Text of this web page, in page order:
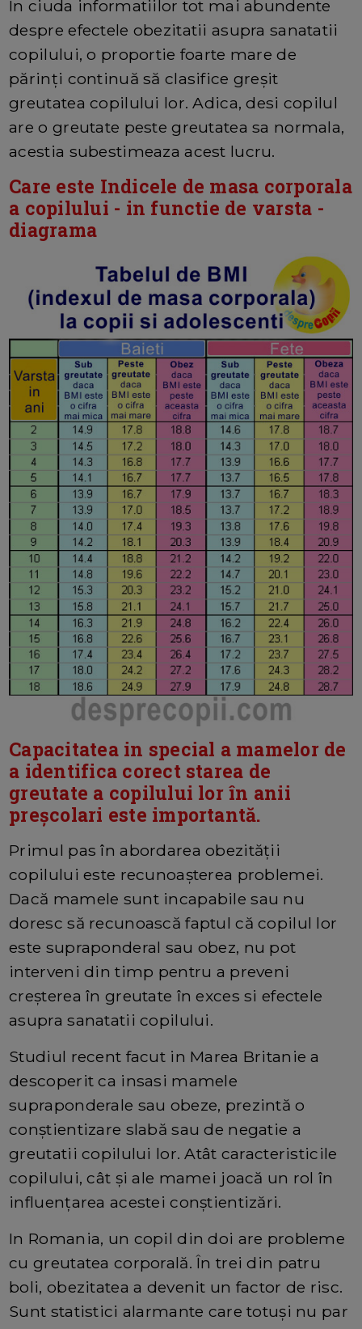
In ciuda informatiilor tot mai abundente
despre efectele obezitatii asupra sanatatii
copilului, o proportie foarte mare de
părinți continuă să clasifice greșit
greutatea copilului lor. Adica, desi copilul
are o greutate peste greutatea sa normala,
acestia subestimeaza acest lucru.
Care este Indicele de masa corporala
a copilului - in functie de varsta -
diagrama
Capacitatea in special a mamelor de
a identifica corect starea de
greutate a copilului lor în anii
preșcolari este importantă.
Primul pas în abordarea obezității
copilului este recunoașterea problemei.
Dacă mamele sunt incapabile sau nu
doresc să recunoască faptul că copilul lor
este supraponderal sau obez, nu pot
interveni din timp pentru a preveni
creșterea în greutate în exces si efectele
asupra sanatatii copilului.
Studiul recent facut in Marea Britanie a
descoperit ca insasi mamele
supraponderale sau obeze, prezintă o
conștientizare slabă sau de negatie a
greutatii copilului lor. Atât caracteristicile
copilului, cât și ale mamei joacă un rol în
influențarea acestei conștientizări.
In Romania, un copil din doi are probleme
cu greutatea corporală. În trei din patru
boli, obezitatea a devenit un factor de risc.
Sunt statistici alarmante care totuşi nu par